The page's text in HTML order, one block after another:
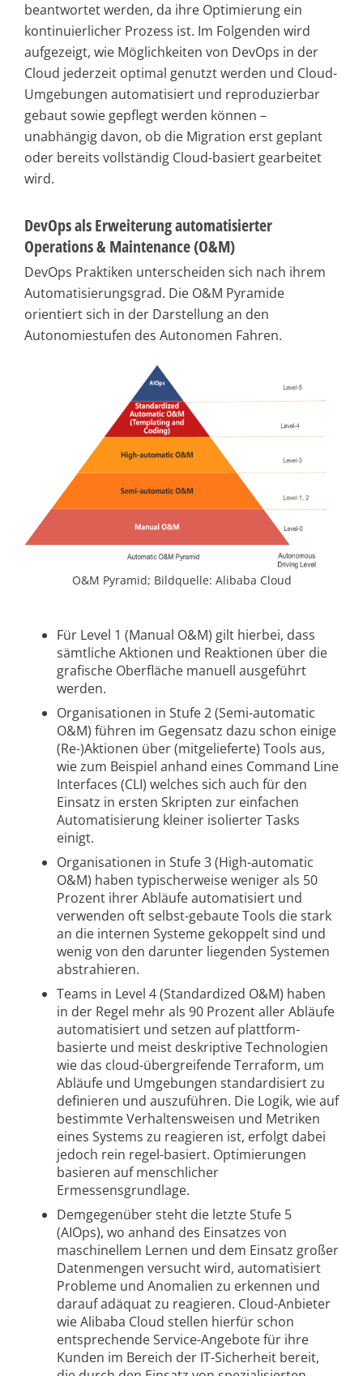
beantwortet werden, da ihre Optimierung ein
kontinuierlicher Prozess ist. Im Folgenden wird
aufgezeigt, wie Möglichkeiten von DevOps in der
Cloud jederzeit optimal genutzt werden und Cloud-
Umgebungen automatisiert und reproduzierbar
gebaut sowie gepflegt werden können –
unabhängig davon, ob die Migration erst geplant
oder bereits vollständig Cloud-basiert gearbeitet
wird.
DevOps als Erweiterung automatisierter
Operations & Maintenance (O&M)
DevOps Praktiken unterscheiden sich nach ihrem
Automatisierungsgrad. Die O&M Pyramide
orientiert sich in der Darstellung an den
Autonomiestufen des Autonomen Fahren.
O&M Pyramid; Bildquelle: Alibaba Cloud
Für Level 1 (Manual O&M) gilt hierbei, dass
sämtliche Aktionen und Reaktionen über die
grafische Oberfläche manuell ausgeführt
werden.
Organisationen in Stufe 2 (Semi-automatic
O&M) führen im Gegensatz dazu schon einige
(Re-)Aktionen über (mitgelieferte) Tools aus,
wie zum Beispiel anhand eines Command Line
Interfaces (CLI) welches sich auch für den
Einsatz in ersten Skripten zur einfachen
Automatisierung kleiner isolierter Tasks
einigt.
Organisationen in Stufe 3 (High-automatic
O&M) haben typischerweise weniger als 50
Prozent ihrer Abläufe automatisiert und
verwenden oft selbst-gebaute Tools die stark
an die internen Systeme gekoppelt sind und
wenig von den darunter liegenden Systemen
abstrahieren.
Teams in Level 4 (Standardized O&M) haben
in der Regel mehr als 90 Prozent aller Abläufe
automatisiert und setzen auf plattform-
basierte und meist deskriptive Technologien
wie das cloud-übergreifende Terraform, um
Abläufe und Umgebungen standardisiert zu
definieren und auszuführen. Die Logik, wie auf
bestimmte Verhaltensweisen und Metriken
eines Systems zu reagieren ist, erfolgt dabei
jedoch rein regel-basiert. Optimierungen
basieren auf menschlicher
Ermessensgrundlage.
Demgegenüber steht die letzte Stufe 5
(AIOps), wo anhand des Einsatzes von
maschinellem Lernen und dem Einsatz großer
Datenmengen versucht wird, automatisiert
Probleme und Anomalien zu erkennen und
darauf adäquat zu reagieren. Cloud-Anbieter
wie Alibaba Cloud stellen hierfür schon
entsprechende Service-Angebote für ihre
Kunden im Bereich der IT-Sicherheit bereit,